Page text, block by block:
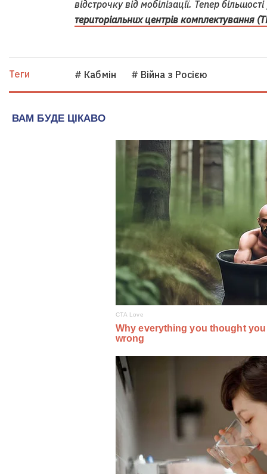
відстрочку від мобілізації. Тепер
територіальних центрів комплектування
Теги # Кабмін # Війна з Росією